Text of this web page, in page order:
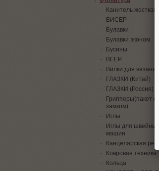
Канитель жесткая
БИСЕР
Булавки
Булавки эконом.
Бусины
ВЕЕР
Вилки для вязания
ГЛАЗКИ (Китай)
ГЛАЗКИ (Россия)
Грипперы(пакет с
замком)
Иглы
Иглы для швейных
машин
Канцелярская
Ковровая техника
Кольца